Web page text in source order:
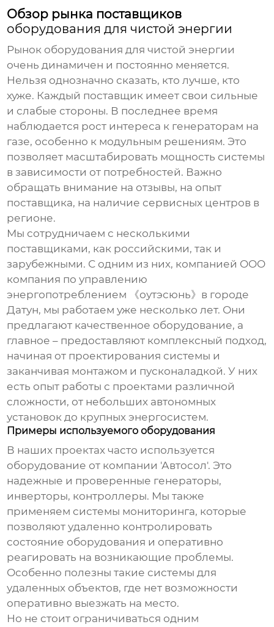
Обзор рынка поставщиков
оборудования для чистой энергии
Рынок оборудования для чистой энергии
очень динамичен и постоянно меняется.
Нельзя однозначно сказать, кто лучше, кто
хуже. Каждый поставщик имеет свои сильные
и слабые стороны. В последнее время
наблюдается рост интереса к генераторам на
газе, особенно к модульным решениям. Это
позволяет масштабировать мощность системы
в зависимости от потребностей. Важно
обращать внимание на отзывы, на опыт
поставщика, на наличие сервисных центров в
регионе.
Мы сотрудничаем с несколькими
поставщиками, как российскими, так и
зарубежными. С одним из них, компанией OOO
компания по управлению
энергопотреблением 《оутэсюнь》в городе
Датун, мы работаем уже несколько лет. Они
предлагают качественное оборудование, а
главное – предоставляют комплексный подход,
начиная от проектирования системы и
заканчивая монтажом и пусконаладкой. У них
есть опыт работы с проектами различной
сложности, от небольших автономных
установок до крупных энергосистем.
Примеры используемого оборудования
В наших проектах часто используется
оборудование от компании 'Автосол'. Это
надежные и проверенные генераторы,
инверторы, контроллеры. Мы также
применяем системы мониторинга, которые
позволяют удаленно контролировать
состояние оборудования и оперативно
реагировать на возникающие проблемы.
Особенно полезны такие системы для
удаленных объектов, где нет возможности
оперативно выезжать на место.
Но не стоит ограничиваться одним